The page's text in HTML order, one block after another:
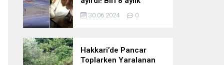
hamile iki kız kardeş
hayatını kaybetti
30.06.2024 0
Hakkari’de Pancar
Toplarken Yaralanan